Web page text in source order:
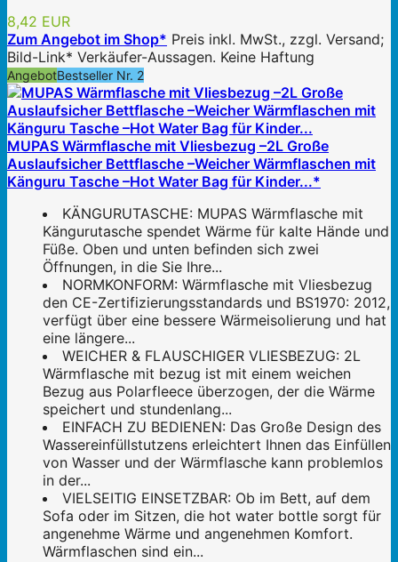
8,42 EUR
Zum Angebot im Shop* Preis inkl. MwSt., zzgl. Versand;
Bild-Link* Verkäufer-Aussagen. Keine Haftung
AngebotBestseller Nr. 2
MUPAS Wärmflasche mit Vliesbezug –2L Große
Auslaufsicher Bettflasche –Weicher Wärmflaschen mit
Känguru Tasche –Hot Water Bag für Kinder...*
KÄNGURUTASCHE: MUPAS Wärmflasche mit
Kängurutasche spendet Wärme für kalte Hände und
Füße. Oben und unten befinden sich zwei
Öffnungen, in die Sie Ihre...
NORMKONFORM: Wärmflasche mit Vliesbezug
den CE-Zertifizierungsstandards und BS1970: 2012,
verfügt über eine bessere Wärmeisolierung und hat
eine längere...
WEICHER & FLAUSCHIGER VLIESBEZUG: 2L
Wärmflasche mit bezug ist mit einem weichen
Bezug aus Polarfleece überzogen, der die Wärme
speichert und stundenlang...
EINFACH ZU BEDIENEN: Das Große Design des
Wassereinfüllstutzens erleichtert Ihnen das Einfüllen
von Wasser und der Wärmflasche kann problemlos
in der...
VIELSEITIG EINSETZBAR: Ob im Bett, auf dem
Sofa oder im Sitzen, die hot water bottle sorgt für
angenehme Wärme und angenehmen Komfort.
Wärmflaschen sind ein...